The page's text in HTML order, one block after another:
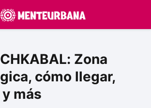
Zona
cómo llegar,
más